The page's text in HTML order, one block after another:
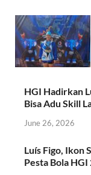
HGI Hadirkan
Bisa Adu Skill
June 26, 2026
Luís Figo, Ikon
Pesta Bola HGI